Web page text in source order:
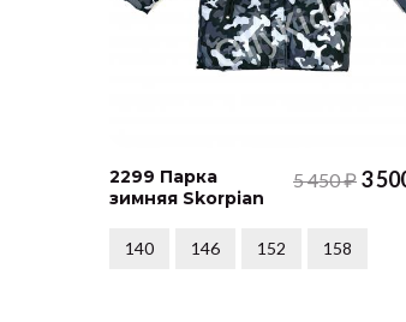
2299 Парка
зимняя Skorpian
5 450 ₽ 3
140 146 152 158